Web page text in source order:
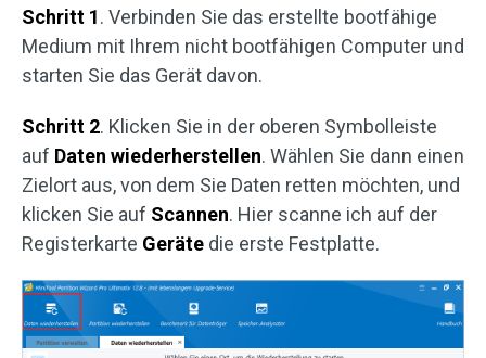
Schritt 1. Verbinden Sie das erstellte bootfähige
Medium mit Ihrem nicht bootfähigen Computer und
starten Sie das Gerät davon.
Schritt 2. Klicken Sie in der oberen Symbolleiste
auf Daten wiederherstellen. Wählen Sie dann einen
Zielort aus, von dem Sie Daten retten möchten, und
klicken Sie auf Scannen. Hier scanne ich auf der
Registerkarte Geräte die erste Festplatte.